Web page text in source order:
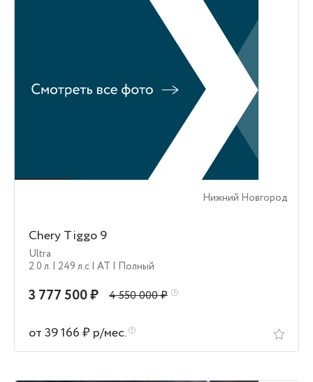
Нижний Новгород
Chery Tiggo 9
Ultra
2.0 л. | 249 л.c | AT | Полный
3 777 500 ₽ 4 550 000 ₽
от 39 166 ₽ р/мес.